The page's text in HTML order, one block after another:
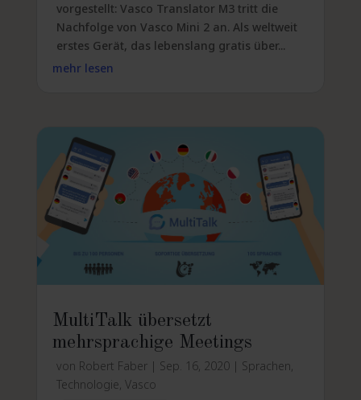
vorgestellt: Vasco Translator M3 tritt die
Nachfolge von Vasco Mini 2 an. Als weltweit
erstes Gerät, das lebenslang gratis über...
mehr lesen
MultiTalk übersetzt
mehrsprachige Meetings
von Robert Faber| Sep. 16, 2020| Sprachen,
Technologie, Vasco